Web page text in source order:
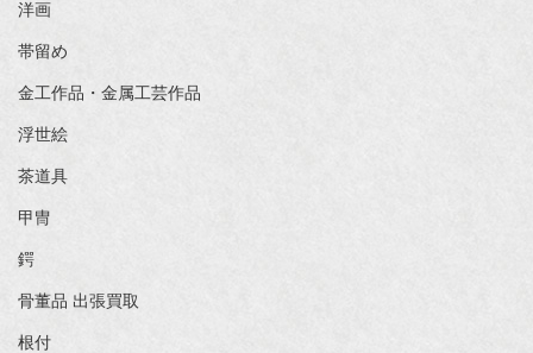
洋画
帯留め
金工作品・金属工芸作品
浮世絵
茶道具
甲冑
鍔
骨董品 出張買取
根付